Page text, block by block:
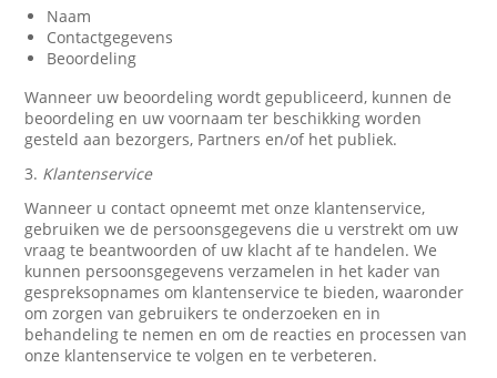
Naam
Contactgegevens
Beoordeling
Wanneer uw beoordeling wordt gepubliceerd, kunnen de
beoordeling en uw voornaam ter beschikking worden
gesteld aan bezorgers, Partners en/of het publiek.
3. Klantenservice
Wanneer u contact opneemt met onze klantenservice,
gebruiken we de persoonsgegevens die u verstrekt om uw
vraag te beantwoorden of uw klacht af te handelen. We
kunnen persoonsgegevens verzamelen in het kader van
gespreksopnames om klantenservice te bieden, waaronder
om zorgen van gebruikers te onderzoeken en in
behandeling te nemen en om de reacties en processen van
onze klantenservice te volgen en te verbeteren.